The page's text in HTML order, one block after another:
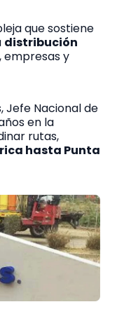
que sostiene
distribución
empresas y
Jefe Nacional de
en la
rutas,
hasta Punta